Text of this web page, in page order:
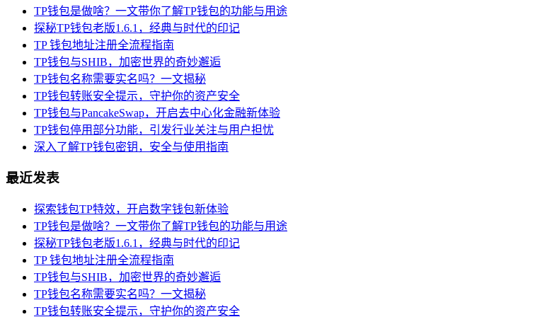
TP钱包是做啥？一文带你了解TP钱包的功能与用途
探秘TP钱包老版1.6.1，经典与时代的印记
TP 钱包地址注册全流程指南
TP钱包与SHIB，加密世界的奇妙邂逅
TP钱包名称需要实名吗？一文揭秘
TP钱包转账安全提示，守护你的资产安全
TP钱包与PancakeSwap，开启去中心化金融新体验
TP钱包停用部分功能，引发行业关注与用户担忧
深入了解TP钱包密钥，安全与使用指南
最近发表
探索钱包TP特效，开启数字钱包新体验
TP钱包是做啥？一文带你了解TP钱包的功能与用途
探秘TP钱包老版1.6.1，经典与时代的印记
TP 钱包地址注册全流程指南
TP钱包与SHIB，加密世界的奇妙邂逅
TP钱包名称需要实名吗？一文揭秘
TP钱包转账安全提示，守护你的资产安全